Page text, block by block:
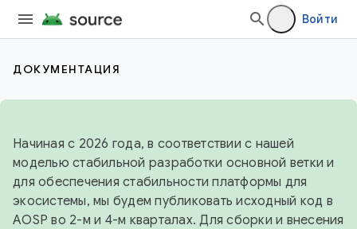
Войти
ДОКУМЕНТАЦИЯ
Начиная с 2026 года, в соответствии с нашей
моделью стабильной разработки основной ветки и
для обеспечения стабильности платформы для
экосистемы, мы будем публиковать исходный код в
AOSP во 2-м и 4-м кварталах. Для сборки и внесения